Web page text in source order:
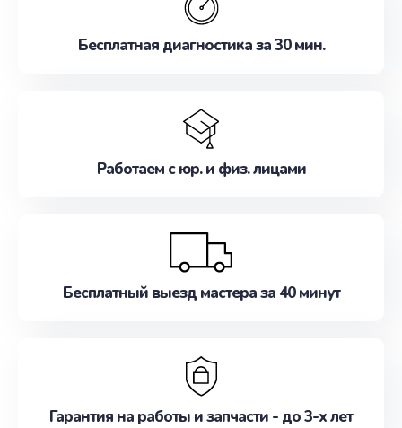
Бесплатная диагностика за 30 мин.
Работаем с юр. и физ. лицами
Бесплатный выезд мастера за 40 минут
Гарантия на работы и запчасти - до 3-х лет